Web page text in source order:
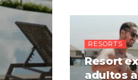
RESORTS
Resort
adultos